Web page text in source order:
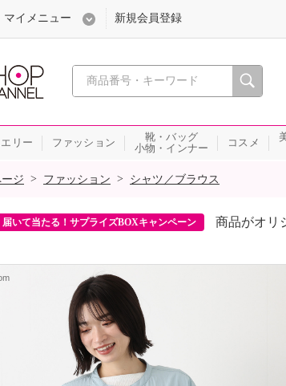
心おどる、瞬間を。通販・テレビショッピ
マイメニュー 新規会員登録
リー ファッション
靴・バッグ
小物・インナー
コスメ
ジ > ファッション > シャツ／ブラウス
届いて当たる！サプライズBOXキャンペーン 商品がオリ